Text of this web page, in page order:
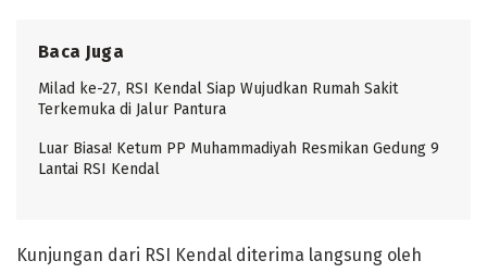
Baca Juga
Milad ke-27, RSI Kendal Siap Wujudkan Rumah Sakit
Terkemuka di Jalur Pantura
Luar Biasa! Ketum PP Muhammadiyah Resmikan Gedung 9
Lantai RSI Kendal
Kunjungan dari RSI Kendal diterima langsung oleh